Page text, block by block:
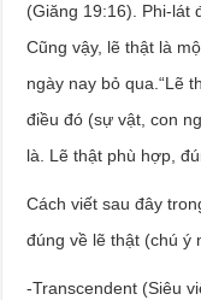
(Giăng 19:16). Phi-lát
Cũng vậy, lẽ thật là
ngày nay bỏ qua.“Lẽ
điều đó (sự vật, con
là. Lẽ thật phù hợp,
Cách viết sau đây
đúng về lẽ thật (chú ý
-Transcendent (Siêu